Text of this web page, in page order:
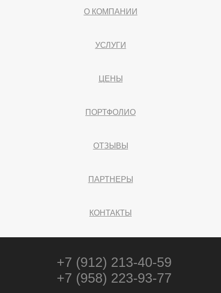
О КОМПАНИИ
УСЛУГИ
ЦЕНЫ
ПОРТФОЛИО
ОТЗЫВЫ
ПАРТНЕРЫ
КОНТАКТЫ
+7 (912) 213-40-59
+7 (958) 223-93-77